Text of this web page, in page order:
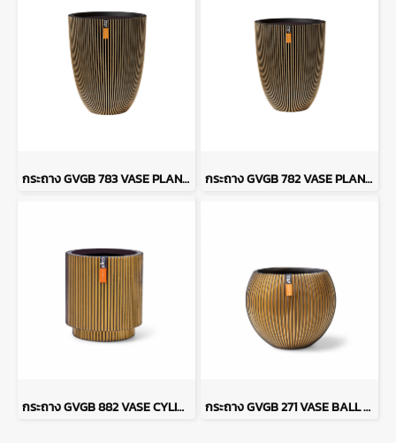
กระถาง GVGB 783 VASE PLANTER GROOVE - สีทองปัดดำ กระถาง GVGB 782 VASE PLANTER GROOVE - สีทองปัดดำ
กระถาง GVGB 882 VASE CYLINDER GROOVE -สีทองปัดดำ กระถาง GVGB 271 VASE BALL GROOVE - สีทองปัดดำ